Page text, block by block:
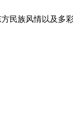
民族风情以及多